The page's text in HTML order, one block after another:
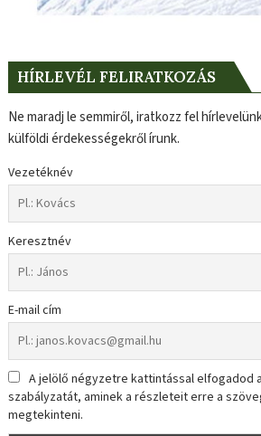
HÍRLEVÉL FELIRATKOZÁS
Ne maradj le semmiről, iratkozz fel
külföldi érdekességekről írunk.
Vezetéknév
Keresztnév
E-mail cím
A jelölő négyzetre kattintással elfogadod
szabályzatát, aminek a részleteit erre a
megtekinteni.